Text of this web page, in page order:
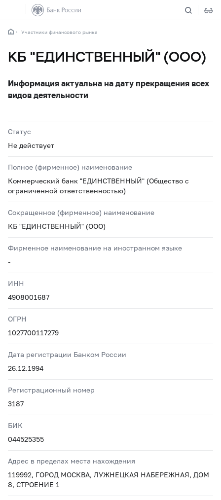
Участники финансового рынка
КБ "ЕДИНСТВЕННЫЙ" (ООО)
Информация актуальна на дату прекращения всех
видов деятельности
Статус
Не действует
Полное (фирменное) наименование
Коммерческий банк "ЕДИНСТВЕННЫЙ" (Общество с
ограниченной ответственностью)
Сокращенное (фирменное) наименование
КБ "ЕДИНСТВЕННЫЙ" (ООО)
Фирменное наименование на иностранном языке
-
ИНН
4908001687
ОГРН
1027700117279
Дата регистрации Банком России
26.12.1994
Регистрационный номер
3187
БИК
044525355
Адрес в пределах места нахождения
119992, ГОРОД МОСКВА, ЛУЖНЕЦКАЯ НАБЕРЕЖНАЯ, ДОМ
8, СТРОЕНИЕ 1